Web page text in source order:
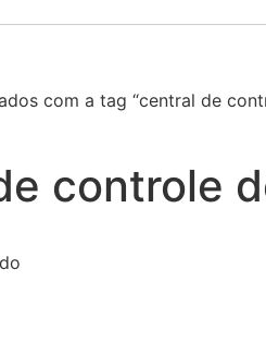
com a tag “central de
controle